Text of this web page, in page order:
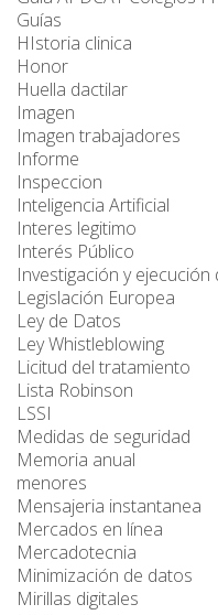
Guías
HIstoria clinica
Honor
Huella dactilar
Imagen
Imagen trabajadores
Informe
Inspeccion
Inteligencia Artificial
Interes legitimo
Interés Público
Investigación y
Legislación Europea
Ley de Datos
Ley Whistleblowing
Licitud del tratamiento
Lista Robinson
LSSI
Medidas de seguridad
Memoria anual
menores
Mensajeria instantanea
Mercados en línea
Mercadotecnia
Minimización de datos
Mirillas digitales